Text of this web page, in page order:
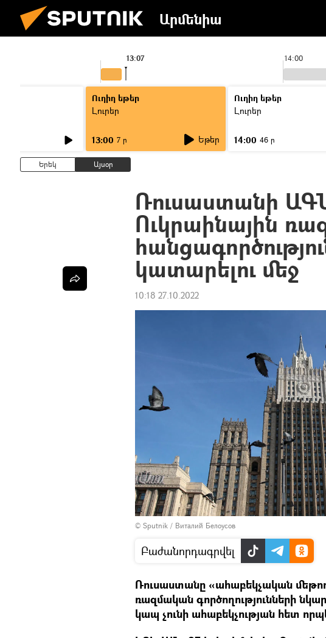
Արմենիա
14:00
13:07
Ուղիղ եթեր
Լուրեր
13:00 7 ր Եթեր
Ուղիղ եթեր
Լուրեր
14:00 46 ր
Երեկ Այսօր
Ռուսաստանի
Ուկրաինային
կատարելու մեջ
10:18 27.10.2022
© Sputnik / Виталий Белоусов
Բաժանորդագրվել
Ռուսաստանը «ահաբեկչական
ռազմական գործողությունների
կապ չունի ահաբեկչության հետ